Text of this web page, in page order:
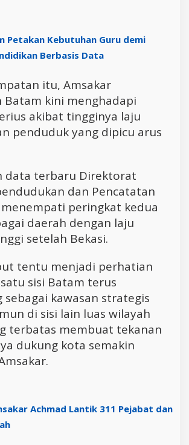
Petakan Kebutuhan Guru demi
Berbasis Data
itu, Amsakar
Batam kini menghadapi
akibat tingginya laju
penduduk yang dipicu arus
data terbaru Direktorat
dan Pencatatan
peringkat kedua
daerah dengan laju
setelah Bekasi.
tentu menjadi perhatian
sisi Batam terus
sebagai kawasan strategis
di sisi lain luas wilayah
terbatas membuat tekanan
dukung kota semakin
Achmad Lantik 311 Pejabat dan